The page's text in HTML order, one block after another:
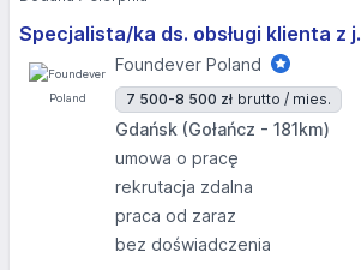
Specjalista/ka ds. obsługi klienta z
Foundever Poland
7 500-8 500 zł brutto / mies.
Gdańsk (Gołańcz - 181km)
umowa o pracę
rekrutacja zdalna
praca od zaraz
bez doświadczenia